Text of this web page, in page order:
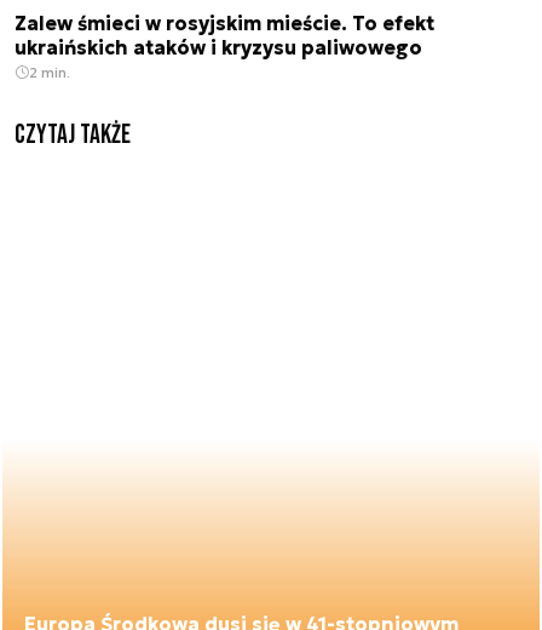
Zalew śmieci w rosyjskim mieście. To efekt
ukraińskich ataków i kryzysu paliwowego
2 min.
Czytaj także
Europa Środkowa dusi się w 41-stopniowym